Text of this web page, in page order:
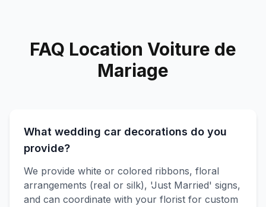
FAQ Location Voiture de
Mariage
What wedding car decorations do you
provide?
We provide white or colored ribbons, floral
arrangements (real or silk), 'Just Married' signs,
and can coordinate with your florist for custom